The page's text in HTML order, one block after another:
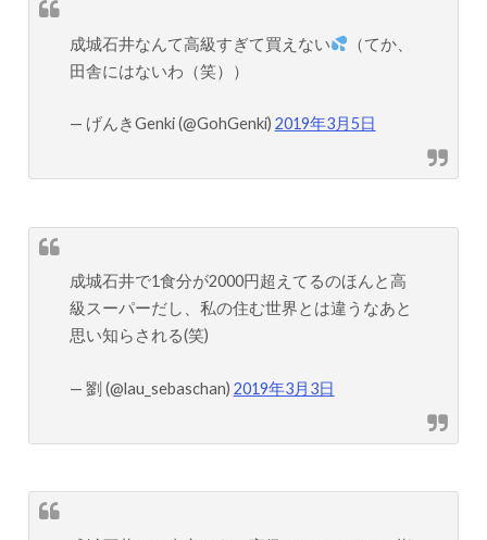
成城石井なんて高級すぎて買えない
（てか、
田舎にはないわ（笑））
— げんきGenki (@GohGenki) 2019年3月5日
成城石井で1食分が2000円超えてるのほんと高
級スーパーだし、私の住む世界とは違うなあと
思い知らされる(笑)
— 劉 (@lau_sebaschan) 2019年3月3日